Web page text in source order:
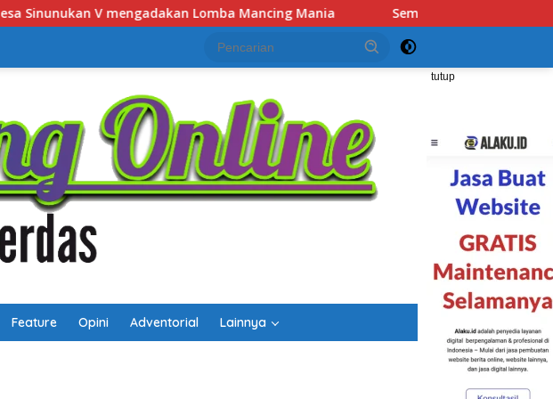
Mania Semarak HUT RI dan Hari Jadi Kalsel, Gerak Jalan Jadi Ajang
tutup
Feature Opini Adventorial Lainnya